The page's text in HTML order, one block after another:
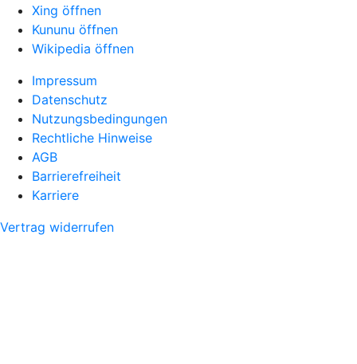
Xing öffnen
Kununu öffnen
Wikipedia öffnen
Impressum
Datenschutz
Nutzungsbedingungen
Rechtliche Hinweise
AGB
Barrierefreiheit
Karriere
Vertrag widerrufen